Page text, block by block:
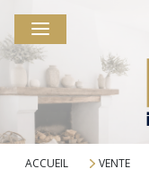
ACCUEIL VENTE